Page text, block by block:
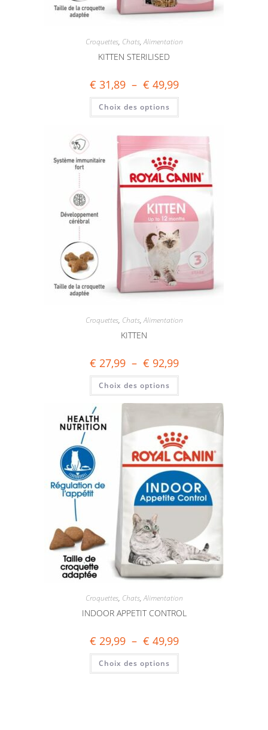
Croquettes, Chats,Alimentation
KITTEN STERILISED
€ 31,89 – € 49,99
Choix des options
Croquettes, Chats,Alimentation
KITTEN
€ 27,99 – € 92,99
Choix des options
Croquettes, Chats,Alimentation
INDOOR APPETIT CONTROL
€ 29,99 – € 49,99
Choix des options